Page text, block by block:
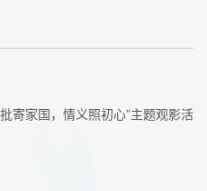
寄家国，情义照初心”主题观影活